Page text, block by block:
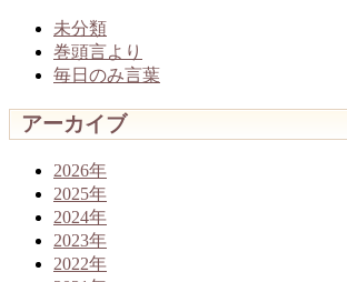
未分類
巻頭言より
毎日のみ言葉
アーカイブ
2026年
2025年
2024年
2023年
2022年